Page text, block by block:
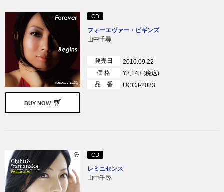
BUY NOW
CD
フォーエヴァー・ビギンズ
山中千尋
発売日
2010.09.22
価 格
¥3,143 (税込)
品 番
UCCJ-2083
CD
レミニセンス
山中千尋